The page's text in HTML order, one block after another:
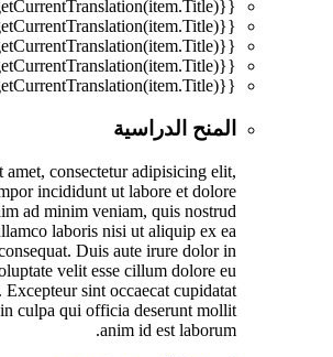
{{mmc.getCurrentTranslation(item.Title)}}
{{mmc.getCurrentTranslation(item.Title)}}
{{mmc.getCurrentTranslation(item.Title)}}
{{mmc.getCurrentTranslation(item.Title)}}
{{mmc.getCurrentTranslation(item.Title)}}
المنح الدراسية
consectetur adipisicing elit,
incididunt ut labore et dolore
ad minim veniam, quis nostrud
laboris nisi ut aliquip ex ea
Duis aute irure dolor in
velit esse cillum dolore eu
sint occaecat cupidatat
culpa qui officia deserunt mollit
anim id est laborum.